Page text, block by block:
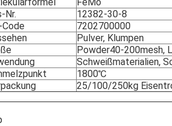
Nr.
12382-30-8
Code
7202700000
Pulver, Klumpen
Powder40-200mesh,
Schweißmaterialien,
1800℃
25/100/250kg